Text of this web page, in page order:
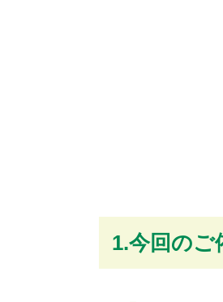
1.今回のご